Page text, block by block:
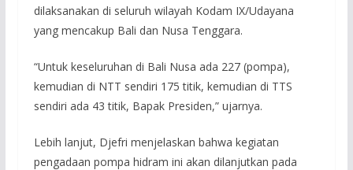
dilaksanakan di seluruh wilayah Kodam IX/Udayana
yang mencakup Bali dan Nusa Tenggara.
“Untuk keseluruhan di Bali Nusa ada 227 (pompa),
kemudian di NTT sendiri 175 titik, kemudian di TTS
sendiri ada 43 titik, Bapak Presiden,” ujarnya.
Lebih lanjut, Djefri menjelaskan bahwa kegiatan
pengadaan pompa hidram ini akan dilanjutkan pada